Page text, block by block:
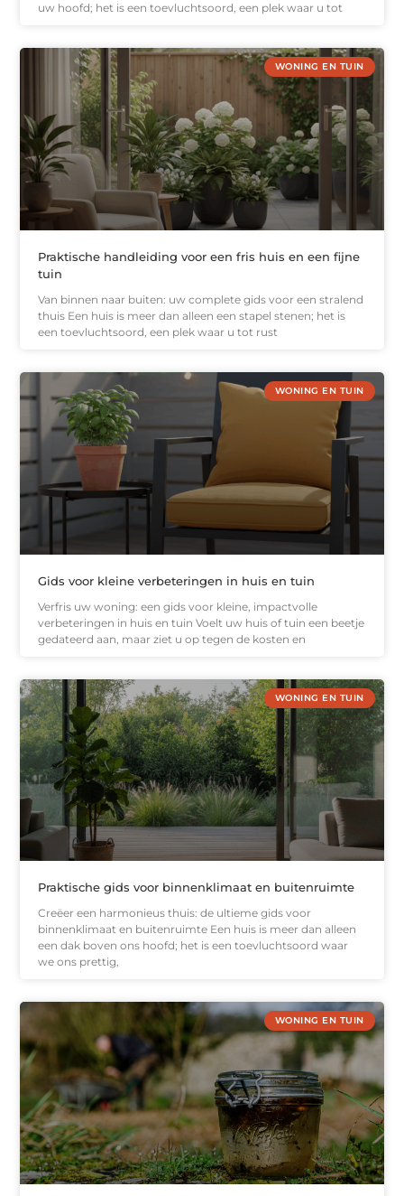
uw hoofd; het is een toevluchtsoord, een plek waar u tot
WONING EN TUIN
Praktische handleiding voor een fris huis en een fijne
tuin
Van binnen naar buiten: uw complete gids voor een stralend
thuis Een huis is meer dan alleen een stapel stenen; het is
een toevluchtsoord, een plek waar u tot rust
WONING EN TUIN
Gids voor kleine verbeteringen in huis en tuin
Verfris uw woning: een gids voor kleine, impactvolle
verbeteringen in huis en tuin Voelt uw huis of tuin een beetje
gedateerd aan, maar ziet u op tegen de kosten en
WONING EN TUIN
Praktische gids voor binnenklimaat en buitenruimte
Creëer een harmonieus thuis: de ultieme gids voor
binnenklimaat en buitenruimte Een huis is meer dan alleen
een dak boven ons hoofd; het is een toevluchtsoord waar
we ons prettig,
WONING EN TUIN